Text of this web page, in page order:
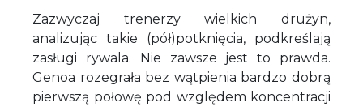
Zazwyczaj trenerzy wielkich drużyn,
analizując takie (pół)potknięcia, podkreślają
zasługi rywala. Nie zawsze jest to prawda.
Genoa rozegrała bez wątpienia bardzo dobrą
pierwszą połowę pod względem koncentracji